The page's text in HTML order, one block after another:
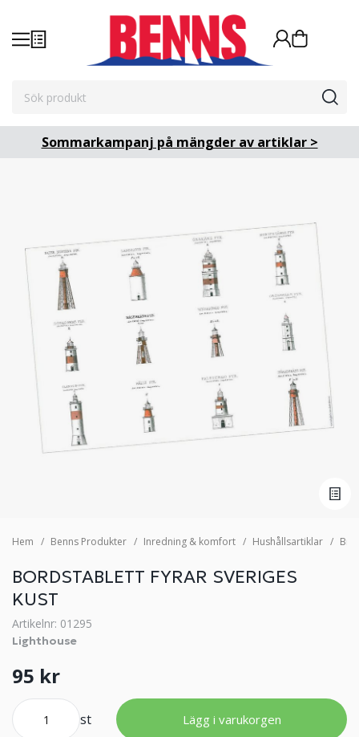
Sommarkampanj på mängder av artiklar >
Hem Benns Produkter Inredning & komfort Hushållsartiklar
BORDSTABLETT FYRAR SVERIGES
KUST
Artikelnr: 01295
Lighthouse
95 kr
st Lägg i varukorgen